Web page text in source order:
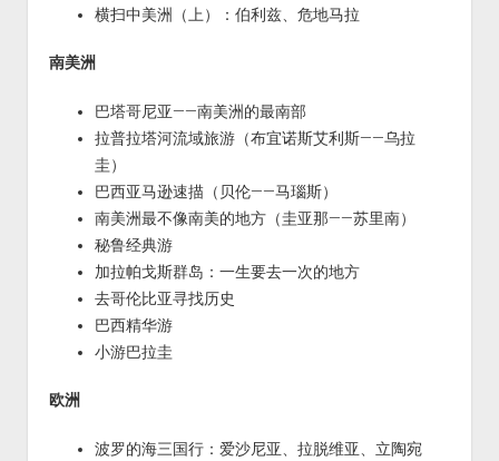
横扫中美洲（上）：伯利兹、危地马拉
南美洲
巴塔哥尼亚——南美洲的最南部
拉普拉塔河流域旅游（布宜诺斯艾利斯——乌拉
圭）
巴西亚马逊速描（贝伦——马瑙斯）
南美洲最不像南美的地方（圭亚那——苏里南）
秘鲁经典游
加拉帕戈斯群岛：一生要去一次的地方
去哥伦比亚寻找历史
巴西精华游
小游巴拉圭
欧洲
波罗的海三国行：爱沙尼亚、拉脱维亚、立陶宛